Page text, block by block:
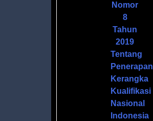
Nomor
8
Tahun
2019
Tentang
Penerapan
Kerangka
Kualifikasi
Nasional
Indonesia